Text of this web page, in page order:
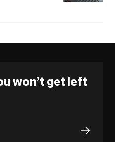
won’t get left